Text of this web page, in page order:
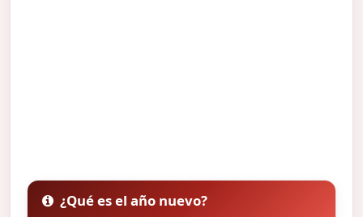
¿Qué es el año nuevo?